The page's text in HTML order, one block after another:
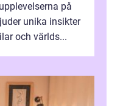
på
unika insikter
och världs...